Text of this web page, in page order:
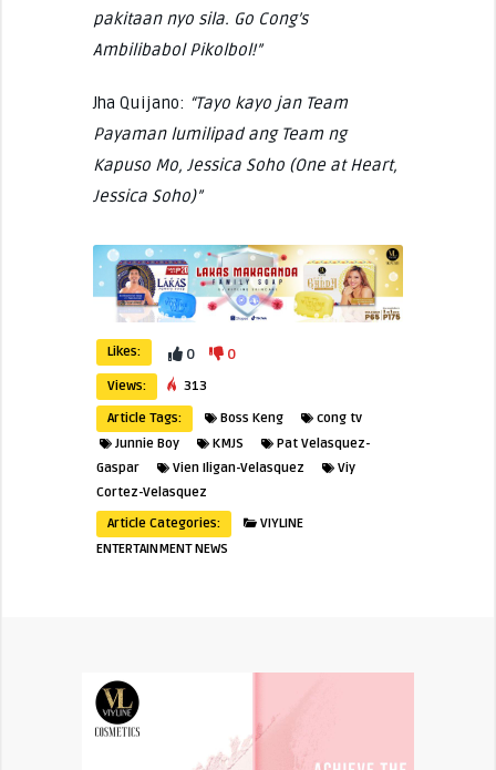
pakitaan nyo sila. Go Cong’s
Ambilibabol Pikolbol!”
Jha Quijano: “Tayo kayo jan Team
Payaman lumilipad ang Team ng
Kapuso Mo, Jessica Soho (One at Heart,
Jessica Soho)”
Likes: 0 0
Views:
313
Article Tags:
Boss Keng
cong tv
Junnie Boy
KMJS
Pat Velasquez-
Gaspar
Vien Iligan-Velasquez
Viy
Cortez-Velasquez
Article Categories:
VIYLINE
ENTERTAINMENT NEWS